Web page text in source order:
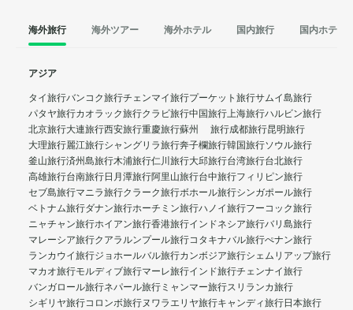
海外旅行 海外ツアー 海外ホテル 国内旅行 国内ホテル
アジア
タイ旅行バンコク旅行チェンマイ旅行プーケット旅行サムイ島旅行
パタヤ旅行カオラック旅行クラビ旅行中国旅行上海旅行ハルビン旅行
北京旅行大連旅行西安旅行重慶旅行蘇州 旅行成都旅行昆明旅行
大理旅行麗江旅行シャングリラ旅行奔子欄旅行韓国旅行ソウル旅行
釜山旅行済州島旅行木浦旅行仁川旅行大邱旅行台湾旅行台北旅行
高雄旅行台南旅行日月潭旅行阿里山旅行台中旅行フィリピン旅行
セブ島旅行マニラ旅行クラーク旅行ボホール旅行シンガポール旅行
ベトナム旅行ダナン旅行ホーチミン旅行ハノイ旅行フーコック旅行
ニャチャン旅行ホイアン旅行香港旅行インドネシア旅行バリ島旅行
マレーシア旅行クアラルンプール旅行コタキナバル旅行ぺナン旅行
ランカウイ旅行ジョホールバル旅行カンボジア旅行シェムリアップ旅行
マカオ旅行モルディブ旅行マーレ旅行インド旅行チェンナイ旅行
バンガロール旅行ネパール旅行 ミャンマー旅行スリランカ旅行
シギリヤ旅行コロンボ旅行ヌワラエリヤ旅行キャンディ旅行日本旅行